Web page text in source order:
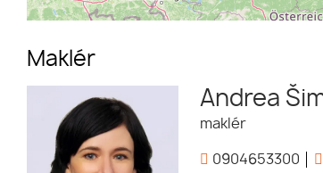
Maklér
Andrea
maklér
0904653300